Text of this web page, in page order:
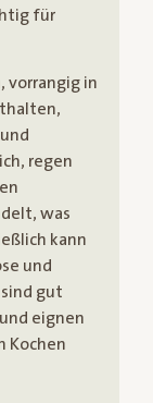
für
, vorrangig in
regen
was
kann
und
gut
eignen
Kochen